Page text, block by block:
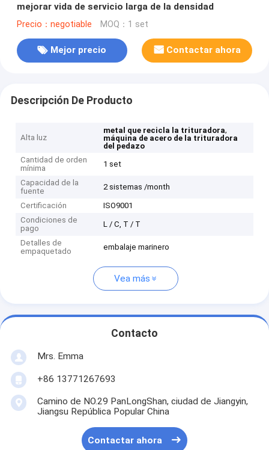
mejorar vida de servicio larga de la densidad
Precio：negotiable MOQ：1 set
Mejor precio Contactar ahora
Descripción De Producto
Alta luz
metal que recicla la trituradora,
máquina de acero de la trituradora
del pedazo
Cantidad de orden
mínima
1 set
Capacidad de la
fuente
2 sistemas /month
Certificación
ISO9001
Condiciones de
pago
L / C, T / T
Detalles de
empaquetado
embalaje marinero
Vea más
Contacto
Mrs. Emma
+86 13771267693
Camino de NO.29 PanLongShan, ciudad de Jiangyin,
Jiangsu República Popular China
Contactar ahora